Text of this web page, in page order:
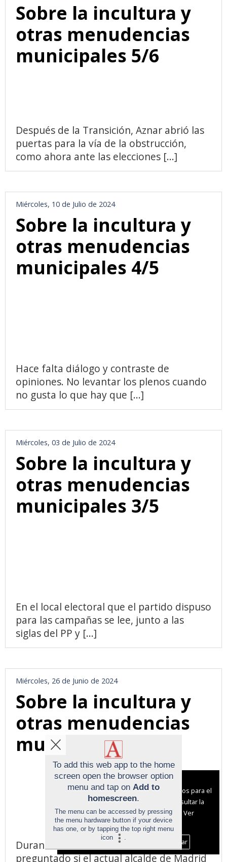
Sobre la incultura y
otras menudencias
municipales 5/6
Después de la Transición, Aznar abrió las
puertas para la vía de la obstrucción,
como ahora ante las elecciones [...]
Miércoles, 10 de Julio de 2024
Sobre la incultura y
otras menudencias
municipales 4/5
Hace falta diálogo y contraste de
opiniones. No levantar los plenos cuando
no gusta lo que hay que [...]
Miércoles, 03 de Julio de 2024
Sobre la incultura y
otras menudencias
municipales 3/5
En el local electoral que el partido dispuso
para las campañas se lee, junto a las
siglas del PP y [...]
Miércoles, 26 de Junio de 2024
Sobre la incultura y
otras menudencias
municipales 2/5
Durante mucho tiempo me he
preguntado si el actual alcalde de Madrid
To add this web app to the home
screen open the browser option
menu and tap on Add to
homescreen.
The menu can be accessed by pressing
the menu hardware button if your device
has one, or by tapping the top right menu
icon
.
Aviso sobre el Uso de cookies:
Utilizamos cookies nuestras y de terceros para el
funcionamiento del digital. Puedes consultar la
lista de cookies y como desconectarlas.
Ver
nuestra Política de Privacidad y Cookies
Aceptar Cookies
Personalizar